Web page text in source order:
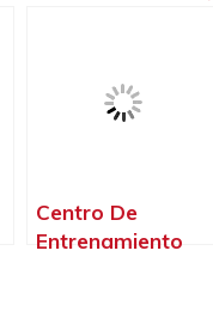
Centro De
Entrenamiento